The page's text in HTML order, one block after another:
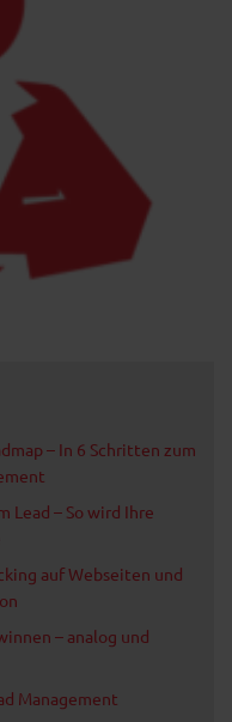
– In 6 Schritten zum
Lead – So wird Ihre
auf Webseiten und
– analog und
Management